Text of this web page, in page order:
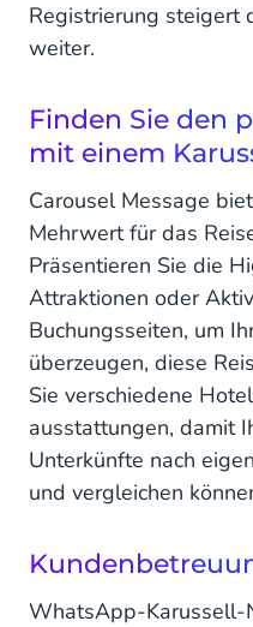
Registrierung steigert
weiter.
Finden Sie den
mit einem
Carousel Message
Mehrwert für das
Präsentieren Sie die
Attraktionen oder
Buchungsseiten, um
überzeugen, diese
Sie verschiedene
ausstattungen, damit
Unterkünfte nach
und vergleichen
WhatsApp-Karussell-